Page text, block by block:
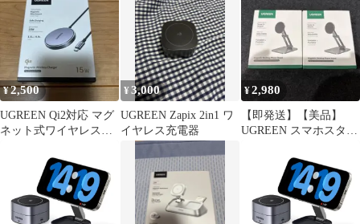
¥ 2,500
UGREEN Qi2対応 マグ
ネット式ワイヤレス充
¥3,000
UGREEN Zapix 2in1 ワ
イヤレス充電器
¥2,980
【即発送】【美品】
UGREEN スマホスタン